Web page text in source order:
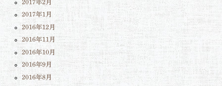
2017年2月
2017年1月
2016年12月
2016年11月
2016年10月
2016年9月
2016年8月